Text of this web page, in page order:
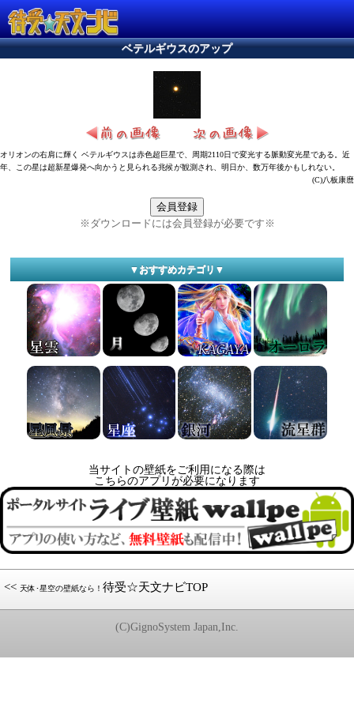
ベテルギウスのアップ
オリオンの右肩に輝く ベテルギウスは赤色超巨星で、周期2110日で変光する脈動変光星である。近
年、この星は超新星爆発へ向かうと見られる兆候が観測され、明日か、数万年後かもしれない。
(C)八板康麿
会員登録
※ダウンロードには会員登録が必要です※
▼おすすめカテゴリ▼
当サイトの壁紙をご利用になる際は
こちらのアプリが必要になります
<< 天体･星空の壁紙なら！ 待受☆天文ナビTOP
(C)GignoSystem Japan,Inc.